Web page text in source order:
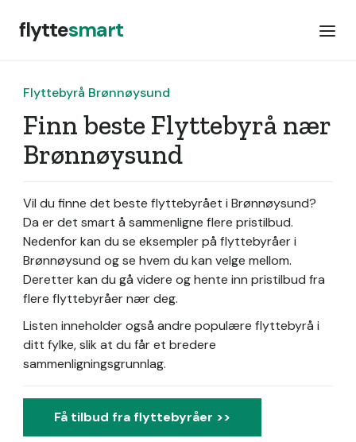
flyttesmart
Flyttebyrå Brønnøysund
Finn beste Flyttebyrå nær
Brønnøysund
Vil du finne det beste flyttebyrået i Brønnøysund?
Da er det smart å sammenligne flere pristilbud.
Nedenfor kan du se eksempler på flyttebyråer i
Brønnøysund og se hvem du kan velge mellom.
Deretter kan du gå videre og hente inn pristilbud fra
flere flyttebyråer nær deg.
Listen inneholder også andre populære flyttebyrå i
ditt fylke, slik at du får et bredere
sammenligningsgrunnlag.
Få tilbud fra flyttebyråer >>